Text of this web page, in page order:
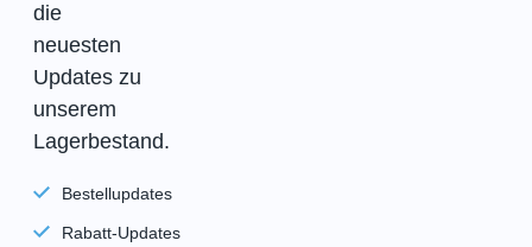
die
neuesten
Updates zu
unserem
Lagerbestand.
Bestellupdates
Rabatt-Updates